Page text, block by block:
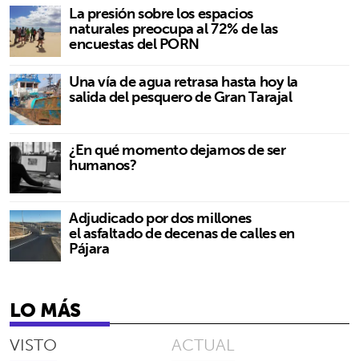
La presión sobre los espacios
naturales preocupa al 72% de las
encuestas del PORN
Una vía de agua retrasa hasta hoy la
salida del pesquero de Gran Tarajal
¿En qué momento dejamos de ser
humanos?
Adjudicado por dos millones
el asfaltado de decenas de calles en
Pájara
LO MÁS
VISTO ACTUAL